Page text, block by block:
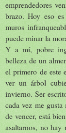
emprendedores
brazo. Hoy eso
muros
puede minar la
Y a mí, pobre
belleza de un
el primero de este
ver un árbol
invierno. Ser
cada vez me
de vencer, está
asaltarnos, no